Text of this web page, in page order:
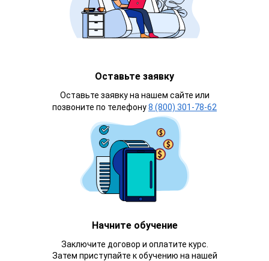
Оставьте заявку
Оставьте заявку на нашем сайте или
позвоните по телефону8 (800) 301-78-62
Начните обучение
Заключите договор и оплатите курс.
Затем приступайте к обучению на нашей